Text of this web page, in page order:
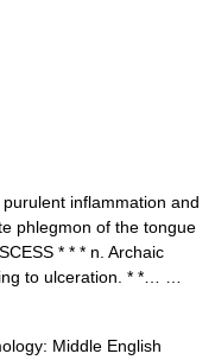
inflammation and
phlegmon of the tongue
* * * n. Archaic
to ulceration. * *… …
Middle English